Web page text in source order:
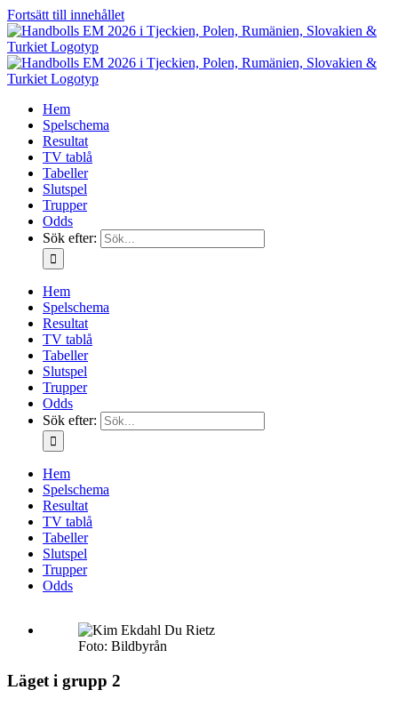
Fortsätt till innehållet
Hem
Spelschema
Resultat
TV tablå
Tabeller
Slutspel
Trupper
Odds
Sök efter:
Hem
Spelschema
Resultat
TV tablå
Tabeller
Slutspel
Trupper
Odds
Sök efter:
Hem
Spelschema
Resultat
TV tablå
Tabeller
Slutspel
Trupper
Odds
Foto: Bildbyrån
Läget i grupp 2